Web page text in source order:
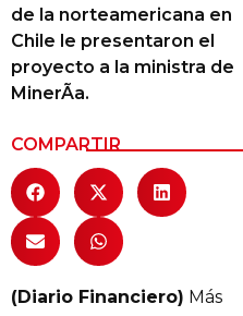
Columnas de Opinión
Designaciones
Calendario de Eventos
Revistas Digital
Siguenos
de la norteamericana en
Chile le presentaron el
proyecto a la ministra de
MinerÃ­a.
COMPARTIR
(Diario Financiero) Más